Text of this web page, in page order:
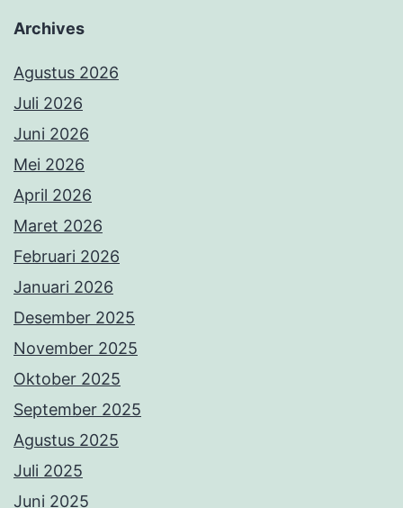
Archives
Agustus 2026
Juli 2026
Juni 2026
Mei 2026
April 2026
Maret 2026
Februari 2026
Januari 2026
Desember 2025
November 2025
Oktober 2025
September 2025
Agustus 2025
Juli 2025
Juni 2025